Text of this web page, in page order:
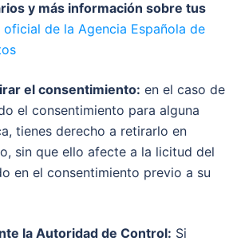
y más información sobre tus
oficial de la Agencia Española de
el consentimiento: en el caso de
el consentimiento para alguna
tienes derecho a retirarlo en
sin que ello afecte a la licitud del
en el consentimiento previo a su
la Autoridad de Control: Si